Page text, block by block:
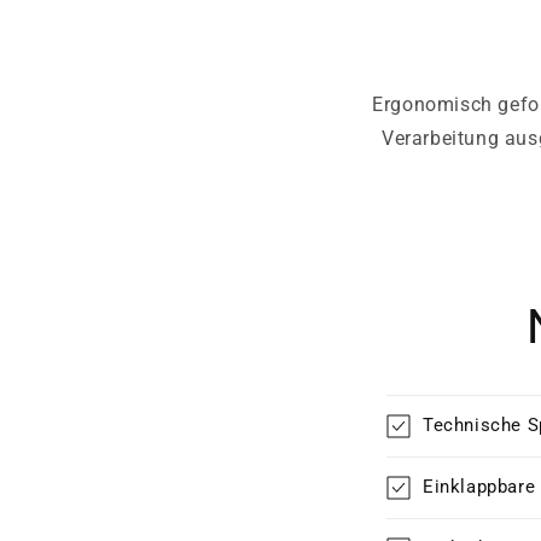
Ergonomisch
Verarbeitung
Technische
Einklappbare